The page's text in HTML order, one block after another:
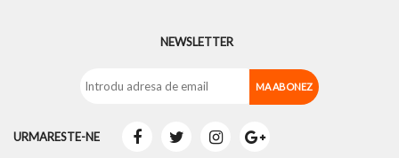
NEWSLETTER
URMARESTE-NE